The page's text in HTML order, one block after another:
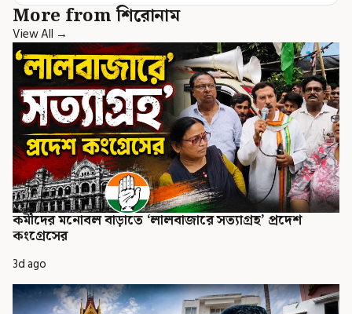
More from শিরোনাম
View All →
কর্মীদের মনোবল বাড়াতে ‘লালবাজারে সত্যাগ্রহ’ প্রদেশ
কংগ্রেসের
3d ago